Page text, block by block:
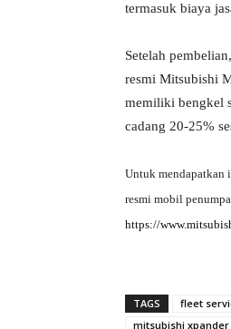
termasuk biaya
Setelah
resmi Mitsubishi
memiliki bengkel
cadang 20-25%
Untuk mendapatkan
resmi mobil
https://
TAGS fleet
mitsubishi xpander